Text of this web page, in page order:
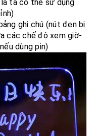
là ta có thể sử dụng
ghi chú (nút đen bị
các chế độ xem giờ-
dùng pin)